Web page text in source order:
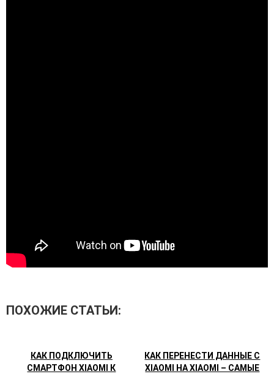
ПОХОЖИЕ СТАТЬИ:
КАК ПОДКЛЮЧИТЬ
СМАРТФОН XIAOMI К
КАК ПЕРЕНЕСТИ ДАННЫЕ С
XIAOMI НА XIAOMI – САМЫЕ